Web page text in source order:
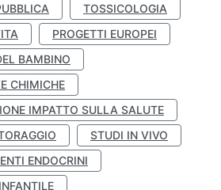
TOSSICOLOGIA
PROGETTI EUROPEI
BAMBINO
CHIMICHE
IMPATTO SULLA SALUTE
STUDI IN VIVO
ENDOCRINI